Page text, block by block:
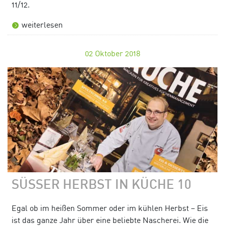
11/12.
weiterlesen
02 Oktober 2018
SÜSSER HERBST IN KÜCHE 10
Egal ob im heißen Sommer oder im kühlen Herbst – Eis
ist das ganze Jahr über eine beliebte Nascherei. Wie die